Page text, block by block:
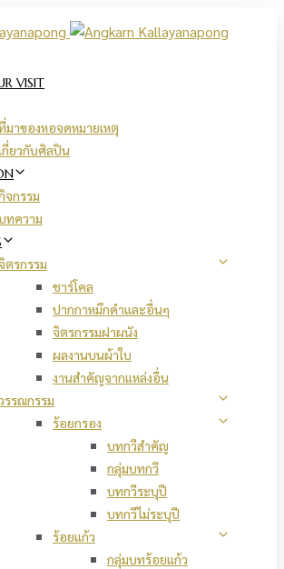
VISIT
มาของหอจดหมายเหตุ
กี่ยวกับศิลปิน
จกรรม
ทความ
ตรกรรม
ชาร์โคล
ปากกาหมึกดำและอื่นๆ
จิตรกรรมฝาผนัง
ผลงานบนผ้าใบ
งานสำคัญจากแหล่งอื่น
รรณกรรม
ร้อยกรอง
บทกวีสำคัญ
กลุ่มบทกวี
บทกวีระบุปี
บทกวีไม่ระบุปี
ร้อยแก้ว
กลุ่มบทร้อยแก้ว